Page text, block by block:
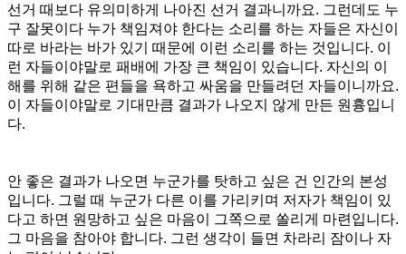
선거 때보다 유의미하게 나아진 선거 결과니까요. 그런데도 누
구 잘못이다 누가 책임져야 한다는 소리를 하는 자들은 자신이
따로 바라는 바가 있기 때문에 이런 소리를 하는 것입니다. 이
런 자들이야말로 패배에 가장 큰 책임이 있습니다. 자신의 이
해를 위해 같은 편들을 욕하고 싸움을 만들려던 자들이니까요.
이 자들이야말로 기대만큼 결과가 나오지 않게 만든 원흉입니
다.
안 좋은 결과가 나오면 누군가를 탓하고 싶은 건 인간의 본성
입니다. 그럴 때 누군가 다른 이를 가리키며 저자가 책임이 있
다고 하면 원망하고 싶은 마음이 그쪽으로 쏠리게 마련입니다.
그 마음을 참아야 합니다. 그런 생각이 들면 차라리 잠이나 자